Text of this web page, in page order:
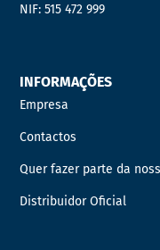
NIF: 515 472 999
INFORMAÇÕES
Empresa
Contactos
Quer fazer parte da
Distribuidor Oficial